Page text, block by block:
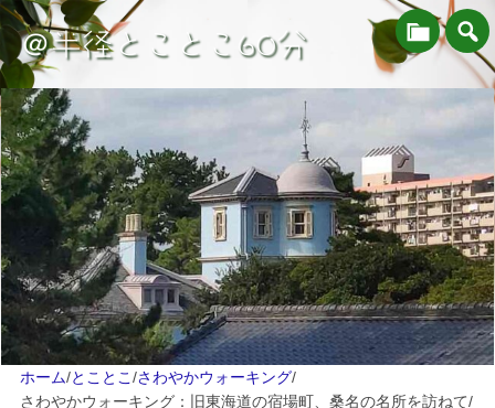
＠半径とことこ60分
ホーム/とことこ /さわやかウォーキング/
さわやかウォーキング：旧東海道の宿場町、桑名の名所を訪ねて/